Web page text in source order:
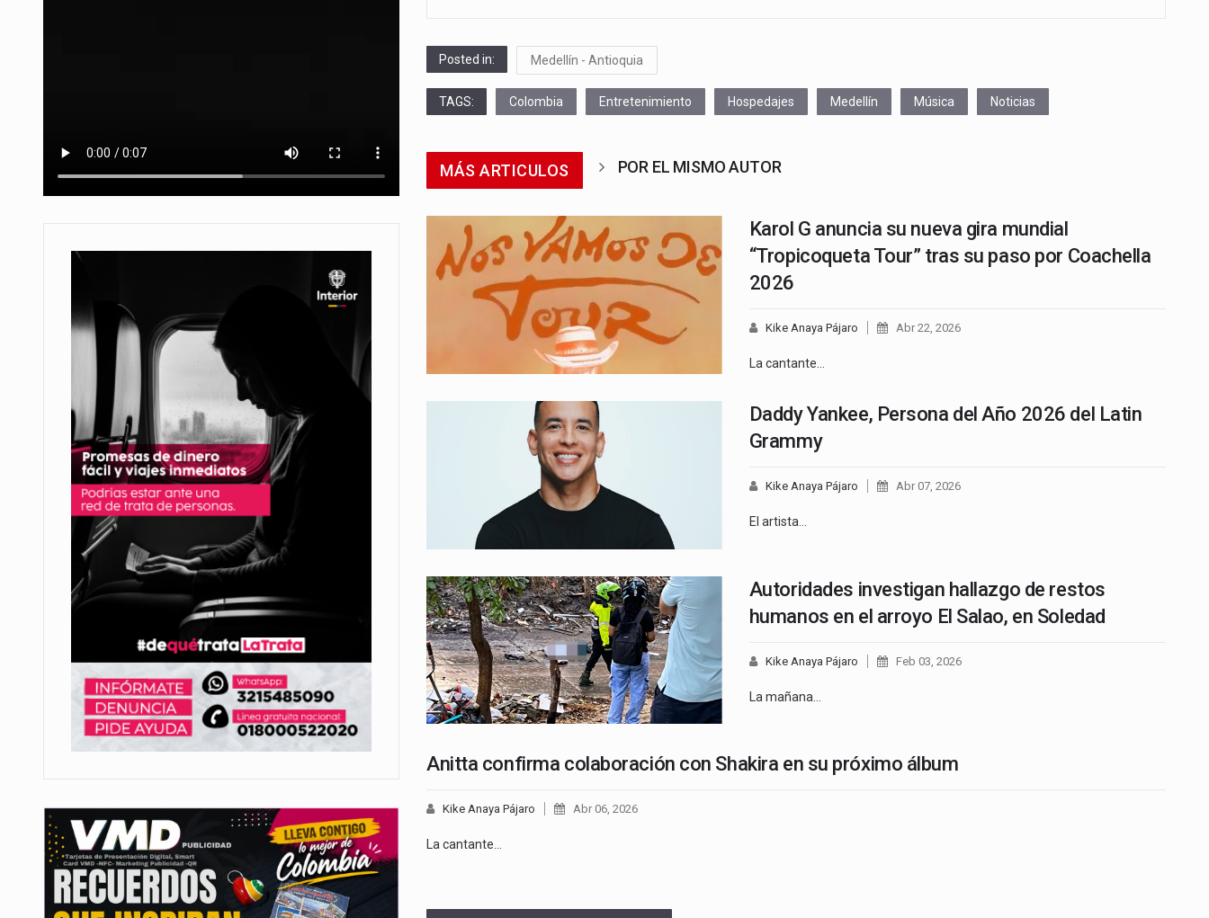
Posted in: Medellín - Antioquia
TAGS: Colombia Entretenimiento Hospedajes Medellín Música Noticias
MÁS ARTICULOS POR EL MISMO AUTOR
Karol G anuncia su nueva gira mundial
“Tropicoqueta Tour” tras su paso por Coachella
2026
Kike Anaya Pájaro Abr 22, 2026
La cantante…
Daddy Yankee, Persona del Año 2026 del Latin
Grammy
Kike Anaya Pájaro Abr 07, 2026
El artista…
Autoridades investigan hallazgo de restos
humanos en el arroyo El Salao, en Soledad
Kike Anaya Pájaro Feb 03, 2026
La mañana…
Anitta confirma colaboración con Shakira en su próximo álbum
Kike Anaya Pájaro Abr 06, 2026
La cantante…